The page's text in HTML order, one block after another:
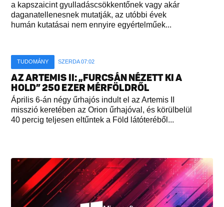
a kapszaicint gyulladáscsökkentőnek vagy akár
daganatellenesnek mutatják, az utóbbi évek
humán kutatásai nem ennyire egyértelműek...
TUDOMÁNY SZERDA 07:02
AZ ARTEMIS II: „FURCSÁN NÉZETT KI A
HOLD” 250 EZER MÉRFÖLDRŐL
Április 6-án négy űrhajós indult el az Artemis II
misszió keretében az Orion űrhajóval, és körülbelül
40 percig teljesen eltűntek a Föld látóteréből...